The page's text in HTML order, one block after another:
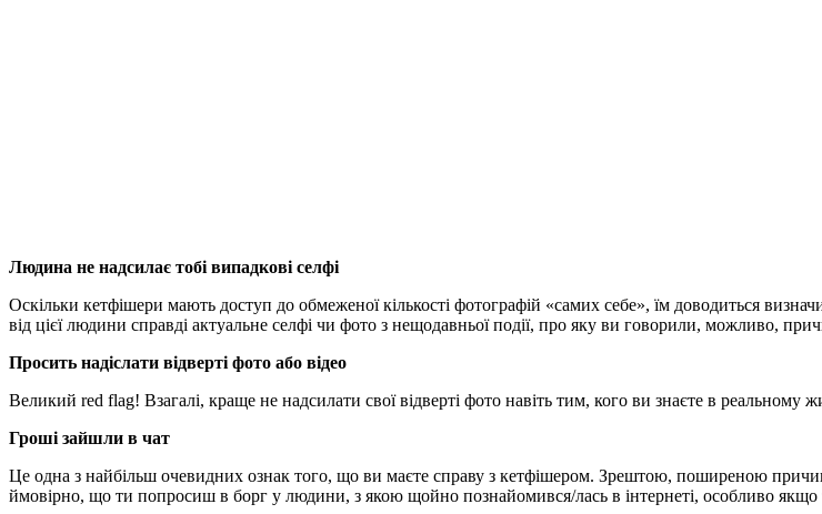
Людина не надсилає тобі випадкові селфі
Оскільки кетфішери мають доступ до обмеженої кількості фотографій «самих себе», їм доводиться
від цієї людини справді актуальне селфі чи фото з нещодавньої події, про яку ви говорили, можливо,
Просить надіслати відверті фото або відео
Великий red flag! Взагалі, краще не надсилати свої відверті фото навіть тим, кого ви знаєте в реальному
Гроші зайшли в чат
Це одна з найбільш очевидних ознак того, що ви маєте справу з кетфішером. Зрештою, поширеною
ймовірно, що ти попросиш в борг у людини, з якою щойно познайомився/лась в інтернеті, особливо якщо